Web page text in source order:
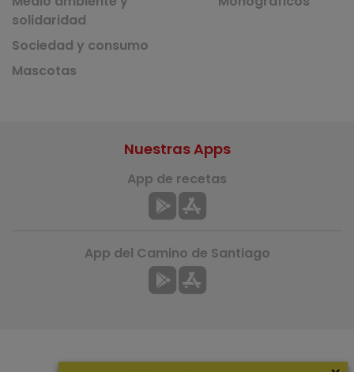
solidaridad
Sociedad y consumo
Mascotas
Nuestras Apps
App de recetas
App del Camino de Santiago